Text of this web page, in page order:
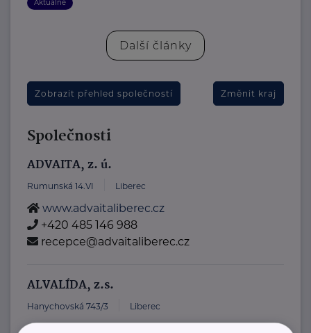
Aktuálně
Další články
Zobrazit přehled společností Změnit kraj
Společnosti
ADVAITA, z. ú.
Rumunská 14.VI Liberec
www.advaitaliberec.cz
+420 485 146 988
recepce@advaitaliberec.cz
ALVALÍDA, z.s.
Hanychovská 743/3 Liberec